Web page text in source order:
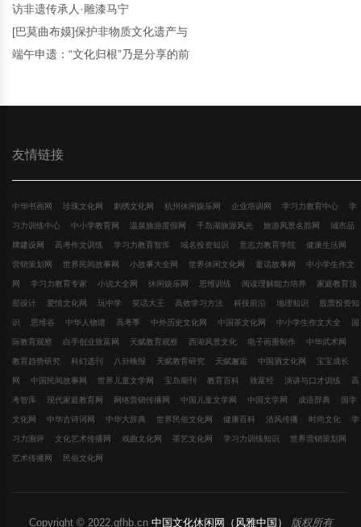
访非遗传承人·雕漆马宁
[巴莫曲布嫫]保护非物质文化遗产与
端午申遗：“文化归根”乃是分享的前
友情链接
中华书画网 珍珠文化网 刺绣文化网 杭州休闲娱乐网 企业培训网 学习力教育中心 学
习力训练中心 中小学教育网 温泉旅游度假网 千岛湖旅游风光 旅游风景名胜网 城市品
牌建设网 高考作文训练 学习力教育智库 域名投资知识 意志力教育学院 健康生活网
营销策划网 世界民间故事网 小故事大全网 世界休闲文化网 童话故事网 中小学生作文
网 学习力教育专家 小说大全网 休闲娱乐网 思维训练 阅读理解能力培养 家庭教育顶
层设计 爱情文化网 玩中学 笑话大王 高效学习方法 科技前沿 地理知识 股票投资知
识 思维谷 中华人物谱 高考季 中外历史文化网 中国茶文化网 中小学生作文大全 国
际教育观察 白手创业致富网 天赋教育观察 西湖风景文化 电子画册制作 中华武术网
教育趋势研究 科幻选刊 八卦晚报 天赋教育研究 天赋邂逅 中国酒文化网 宝宝成长
网 中国民间故事网 世界儿童文学网 宝岛期刊 教育百科 致富经 演讲与口才训练 高
考智库 现代家庭教育网 网络营销传播网 中国儿童文学网 中国文学网 成语辞典 国学
文化网 中华古诗词网 中华大辞典 世界民俗文化网 健康百科 清风传播 时尚文化 学
习力测评 文化艺术传播网 戏曲文化网 茶艺文化网 学习力训练知识 世界营销策划网
艺术传播网 民俗文化网
Copyright © 2022.gfhb.cn 中国文化休闲网（风雅中国） 版权所有